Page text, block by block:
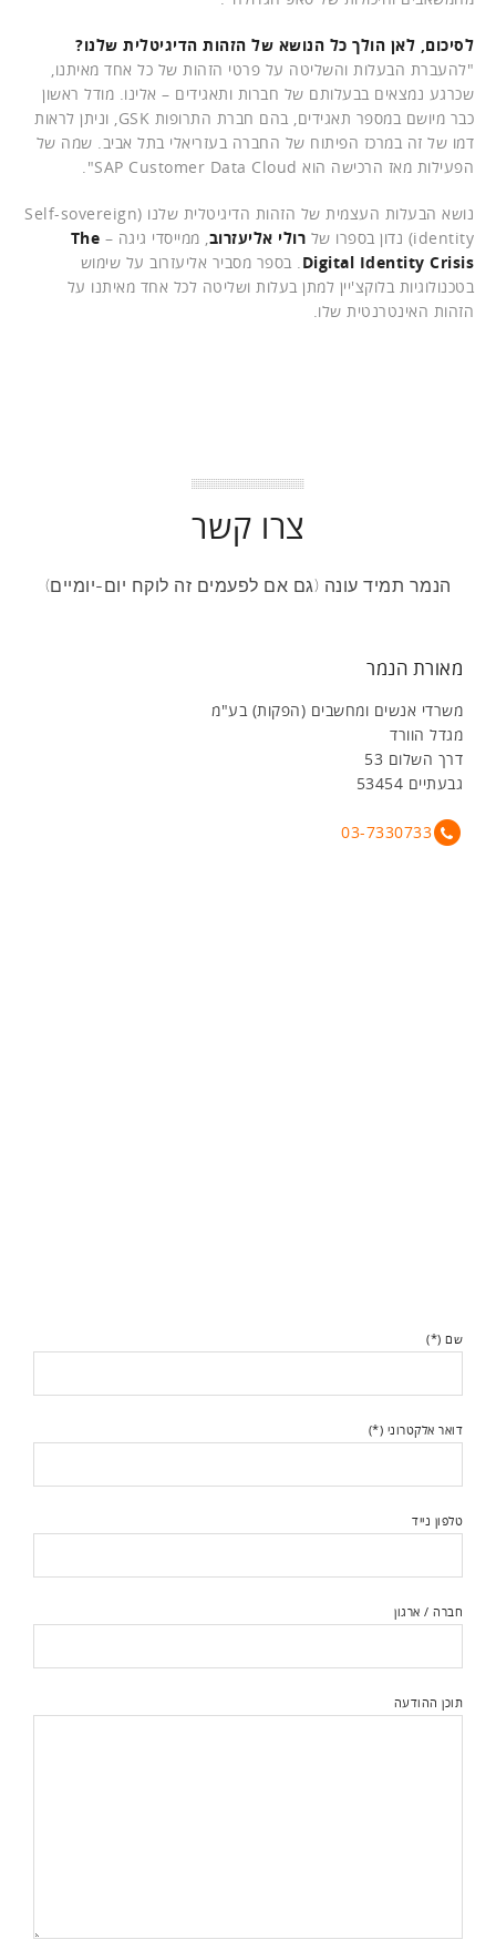
לסיכום, לאן הולך כל הנושא של הזהות הדיגיטלית שלנו?
"להעברת הבעלות והשליטה על פרטי הזהות של כל אחד מאיתנו,
שכרגע נמצאים בבעלותם של חברות ותאגידים – אלינו. מודל ראשון
כבר מיושם במספר תאגידים, בהם חברת התרופות GSK, וניתן לראות
דמו של זה במרכז הפיתוח של החברה בעזריאלי בתל אביב. שמה של
הפעילות מאז הרכישה הוא SAP Customer Data Cloud".
נושא הבעלות העצמית של הזהות הדיגיטלית שלנו (Self-sovereign
identity) נדון בספרו של
רולי אליעזרוב , ממייסדי גיגה – The
Digital Identity Crisis . בספר מסביר אליעזרוב על שימוש
בטכנולוגיות בלוקצ'יין למתן בעלות ושליטה לכל אחד מאיתנו על
הזהות האינטרנטית שלו.
צרו קשר
הנמר תמיד עונה (גם אם לפעמים זה לוקח יום-יומיים)
מאורת הנמר
משרדי אנשים ומחשבים (הפקות) בע"מ
מגדל הוורד
דרך השלום 53
גבעתיים 53454
03-7330733
שם (*)
דואר אלקטרוני (*)
טלפון נייד
חברה / ארגון
תוכן ההודעה